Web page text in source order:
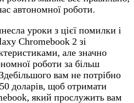
автономної роботи.
уроки з цієї помилки і
Chromebook 2 зі
але значно
роботи за більш
вам не потрібно
доларів, щоб отримати
який прослужить вам